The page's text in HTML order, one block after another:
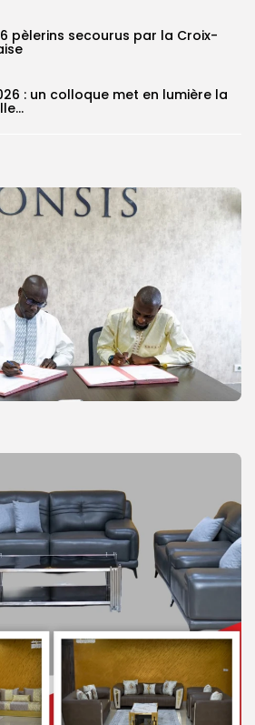
pèlerins secourus par la Croix-
: un colloque met en lumière la